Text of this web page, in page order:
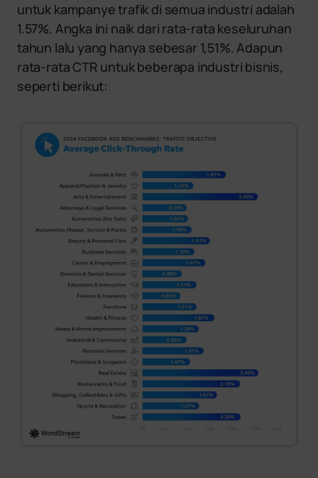
untuk kampanye trafik di semua industri adalah
1.57%. Angka ini naik dari rata-rata keseluruhan
tahun lalu yang hanya sebesar 1,51%. Adapun
rata-rata CTR untuk beberapa industri bisnis,
seperti berikut: